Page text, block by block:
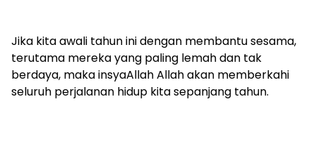
Jika kita awali tahun ini dengan membantu sesama,
terutama mereka yang paling lemah dan tak
berdaya, maka insyaAllah Allah akan memberkahi
seluruh perjalanan hidup kita sepanjang tahun.